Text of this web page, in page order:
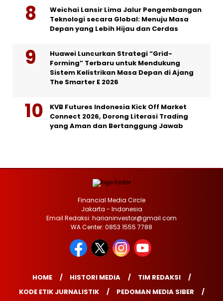
Weichai Lansir Lima Jalur Pengembangan
Teknologi secara Global: Menuju Masa
Depan yang Lebih Hijau dan Cerdas
Huawei Luncurkan Strategi “Grid-
Forming” Terbaru untuk Mendukung
Sistem Kelistrikan Masa Depan di Ajang
The Smarter E 2026
KVB Futures Indonesia Kick Off Market
Connect 2026, Dorong Literasi Trading
yang Aman dan Bertanggung Jawab
Financial Media Circle
Jakarta - Indonesia
Email Redaksi: harianinvestor@gmail.com
WA Center: 0853 1555 7788
HOME HISTORI MEDIA
TIM REDAKSI
KODE ETIK JURNALISTIK
PEDOMAN MEDIA SIBER